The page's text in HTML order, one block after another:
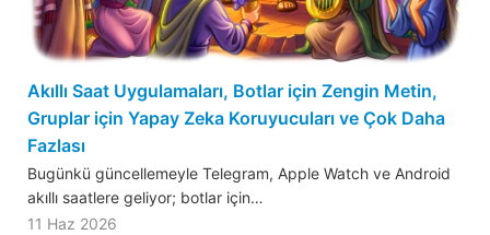
Akıllı Saat Uygulamaları, Botlar için Zengin Metin,
Gruplar için Yapay Zeka Koruyucuları ve Çok Daha
Fazlası
Bugünkü güncellemeyle Telegram, Apple Watch ve Android
akıllı saatlere geliyor; botlar için…
11 Haz 2026